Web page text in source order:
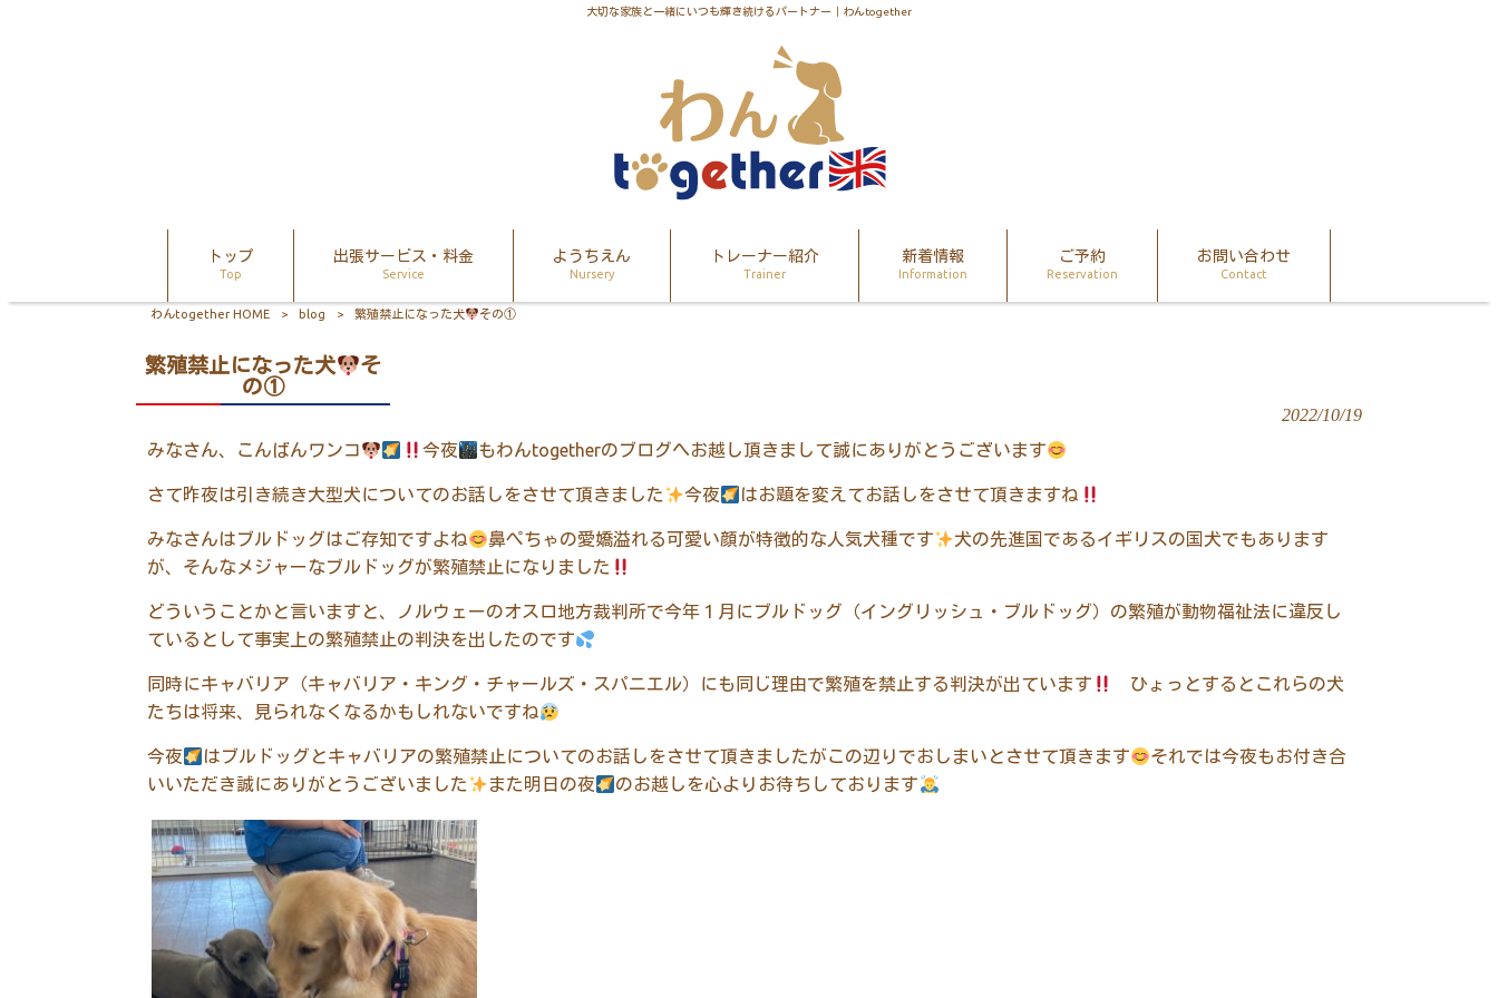
大切な家族と一緒にいつも輝き続けるパートナー｜わんtogether
トップ
Top
出張サービス・料金
Service
ようちえん
Nursery
トレーナー紹介
Trainer
新着情報
Information
ご予約
Reservation
お問い合わせ
Contact
わんtogether HOME > blog > 繁殖禁止になった犬 その①
繁殖禁止になった犬
そ
の①
2022/10/19
みなさん、こんばんワンコ 今夜 もわんtogetherのブログへお越し頂きまして誠にありがとうございます
さて昨夜は引き続き大型犬についてのお話しをさせて頂きました 今夜 はお題を変えてお話しをさせて頂きますね
みなさんはブルドッグはご存知ですよね 鼻ぺちゃの愛嬌溢れる可愛い顔が特徴的な人気犬種です
犬の先進国であるイギリスの国犬でもあります
が、そんなメジャーなブルドッグが繁殖禁止になりました
どういうことかと言いますと、ノルウェーのオスロ地方裁判所で今年１月にブルドッグ（イングリッシュ・ブルドッグ）の繁殖が動物福祉法に違反し
ているとして事実上の繁殖禁止の判決を出したのです
同時にキャバリア（キャバリア・キング・チャールズ・スパニエル）にも同じ理由で繁殖を禁止する判決が出ています
ひょっとするとこれらの犬
たちは将来、見られなくなるかもしれないですね
今夜 はブルドッグとキャバリアの繁殖禁止についてのお話しをさせて頂きましたがこの辺りでおしまいとさせて頂きます
それでは今夜もお付き合
いいただき誠にありがとうございました
また明日の夜 のお越しを心よりお待ちしております